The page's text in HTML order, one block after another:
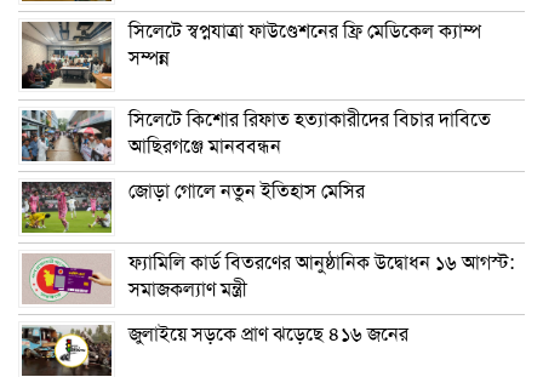
সিলেটে স্বপ্নযাত্রা ফাউণ্ডেশনের ফ্রি মেডিকেল ক্যাম্প
সম্পন্ন
সিলেটে কিশোর রিফাত হত্যাকারীদের বিচার দাবিতে
আছিরগঞ্জে মানববন্ধন
জোড়া গোলে নতুন ইতিহাস মেসির
ফ্যামিলি কার্ড বিতরণের আনুষ্ঠানিক উদ্বোধন ১৬ আগস্ট:
সমাজকল্যাণ মন্ত্রী
জুলাইয়ে সড়কে প্রাণ ঝড়েছে ৪১৬ জনের